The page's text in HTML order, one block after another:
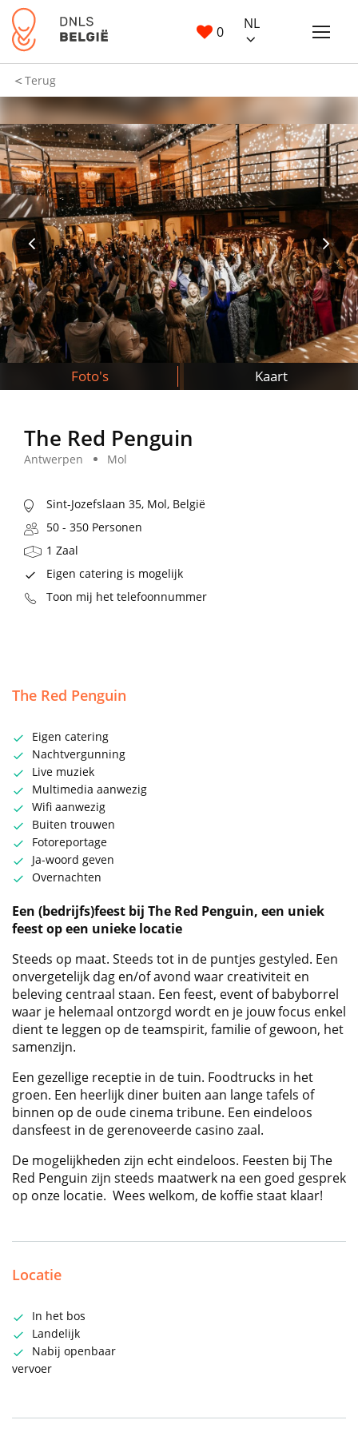
0 NL
Terug
Foto's Kaart
The Red Penguin
Antwerpen Mol
Sint-Jozefslaan 35, Mol, België
50 - 350 Personen
1 Zaal
Eigen catering is mogelijk
Toon mij het telefoonnummer
The Red Penguin
Eigen catering
Nachtvergunning
Live muziek
Multimedia aanwezig
Wifi aanwezig
Buiten trouwen
Fotoreportage
Ja-woord geven
Overnachten
Een (bedrijfs)feest bij The Red Penguin, een uniek
feest op een unieke locatie
Steeds op maat. Steeds tot in de puntjes gestyled. Een
onvergetelijk dag en/of avond waar creativiteit en
beleving centraal staan. Een feest, event of babyborrel
waar je helemaal ontzorgd wordt en je jouw focus enkel
dient te leggen op de teamspirit, familie of gewoon, het
samenzijn.
Een gezellige receptie in de tuin. Foodtrucks in het
groen. Een heerlijk diner buiten aan lange tafels of
binnen op de oude cinema tribune. Een eindeloos
dansfeest in de gerenoveerde casino zaal.
De mogelijkheden zijn echt eindeloos. Feesten bij The
Red Penguin zijn steeds maatwerk na een goed gesprek
op onze locatie. Wees welkom, de koffie staat klaar!
Locatie
In het bos
Landelijk
Nabij openbaar
vervoer